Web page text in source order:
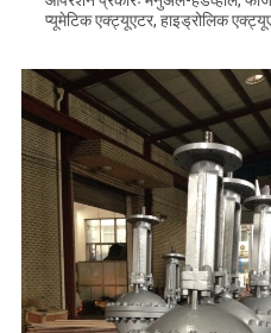
प्यूमेटिक एक्ट्यूएटर, हाइड्रोलिक